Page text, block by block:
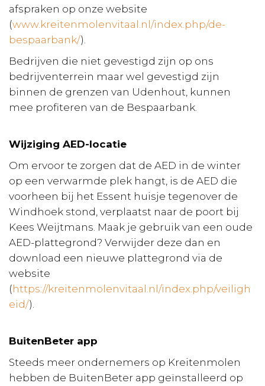
afspraken op onze website
(www.kreitenmolenvitaal.nl/index.php/de-
bespaarbank/).
Bedrijven die niet gevestigd zijn op ons
bedrijventerrein maar wel gevestigd zijn
binnen de grenzen van Udenhout, kunnen
mee profiteren van de Bespaarbank.
Wijziging AED-locatie
Om ervoor te zorgen dat de AED in de winter
op een verwarmde plek hangt, is de AED die
voorheen bij het Essent huisje tegenover de
Windhoek stond, verplaatst naar de poort bij
Kees Weijtmans. Maak je gebruik van een oude
AED-plattegrond? Verwijder deze dan en
download een nieuwe plattegrond via de
website
(https://kreitenmolenvitaal.nl/index.php/veiligh
eid/).
BuitenBeter app
Steeds meer ondernemers op Kreitenmolen
hebben de BuitenBeter app geïnstalleerd op